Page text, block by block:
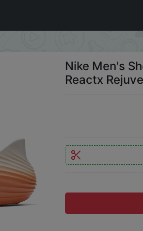
Travel and Beach Wear Reactx
Nike Men's
Reactx